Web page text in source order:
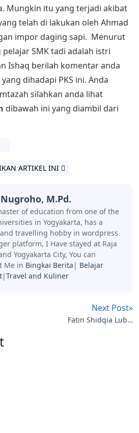
Mungkin itu yang terjadi akibat
telah di lakukan oleh Ahmad
impor daging sapi. Menurut
SMK tadi adalah istri
Ishaq berilah komentar anda
dihadapi PKS ini. Anda
silahkan anda lihat
dibawah ini yang diambil dari
ARTIKEL INI
M.Pd.
of education from one of the
in Yogyakarta, has a
travelling hobby in wordpress
platform, I Have stayed at Raja
Yogyakarta City, You can
Me in Bingkai Berita | Belajar
|Travel and Kuliner
Next Post»
Fatin Shidqia Lubis